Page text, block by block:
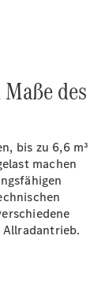
des
bis zu 6,6 m³
machen
Allradantrieb.